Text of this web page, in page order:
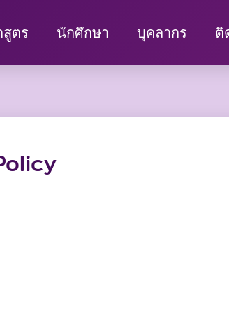
ตร นักศึกษา บุคลากร ติ